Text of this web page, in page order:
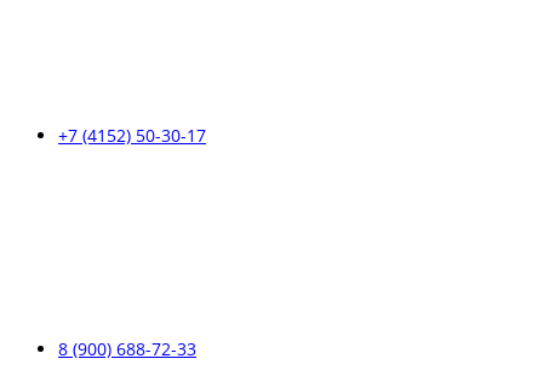
+7 (4152) 50-30-17
8 (900) 688-72-33